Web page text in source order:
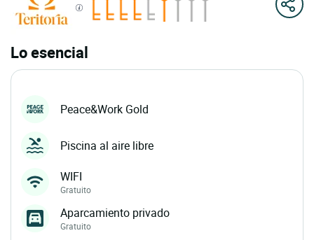
Lo esencial
Peace&Work Gold
Piscina al aire libre
WIFI
Gratuito
Aparcamiento privado
Gratuito